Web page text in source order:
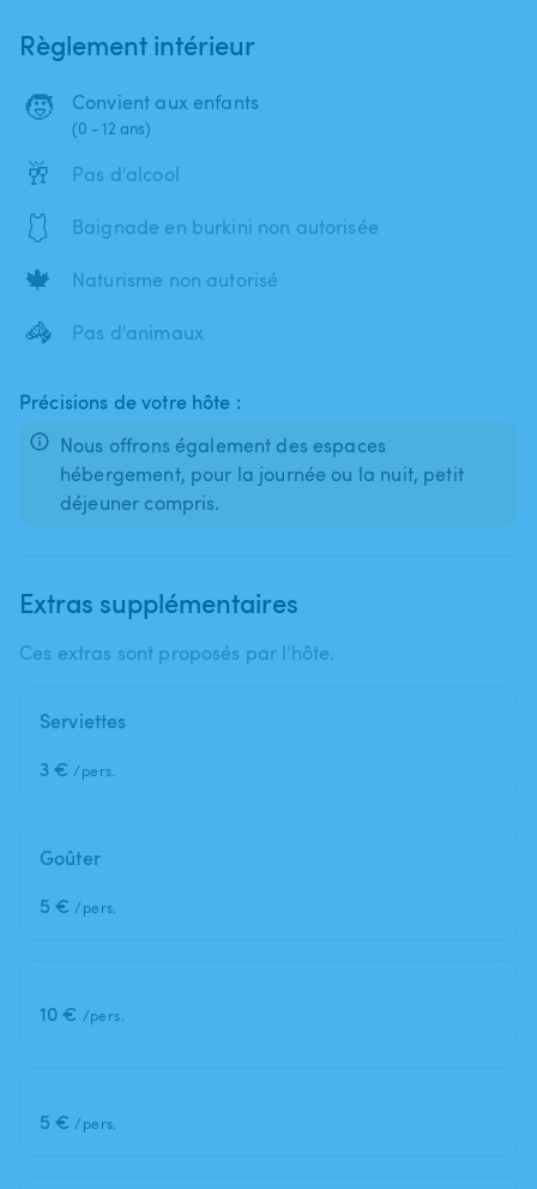
Règlement intérieur
🧒 Convient aux enfants
(0 - 12 ans)
🥂 Pas d'alcool
🩱 Baignade en burkini non autorisée
🍁 Naturisme non autorisé
🦓 Pas d'animaux
Précisions de votre hôte :
Nous offrons également des espaces
hébergement, pour la journée ou la nuit, petit
déjeuner compris.
Extras supplémentaires
Ces extras sont proposés par l'hôte.
Serviettes
3 € /pers.
Goûter
5 € /pers.
10 € /pers.
5 € /pers.